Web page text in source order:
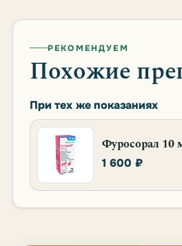
РЕКОМЕНДУЕМ
Похожие
При тех же показаниях
Фуросорал 10
1 600 ₽